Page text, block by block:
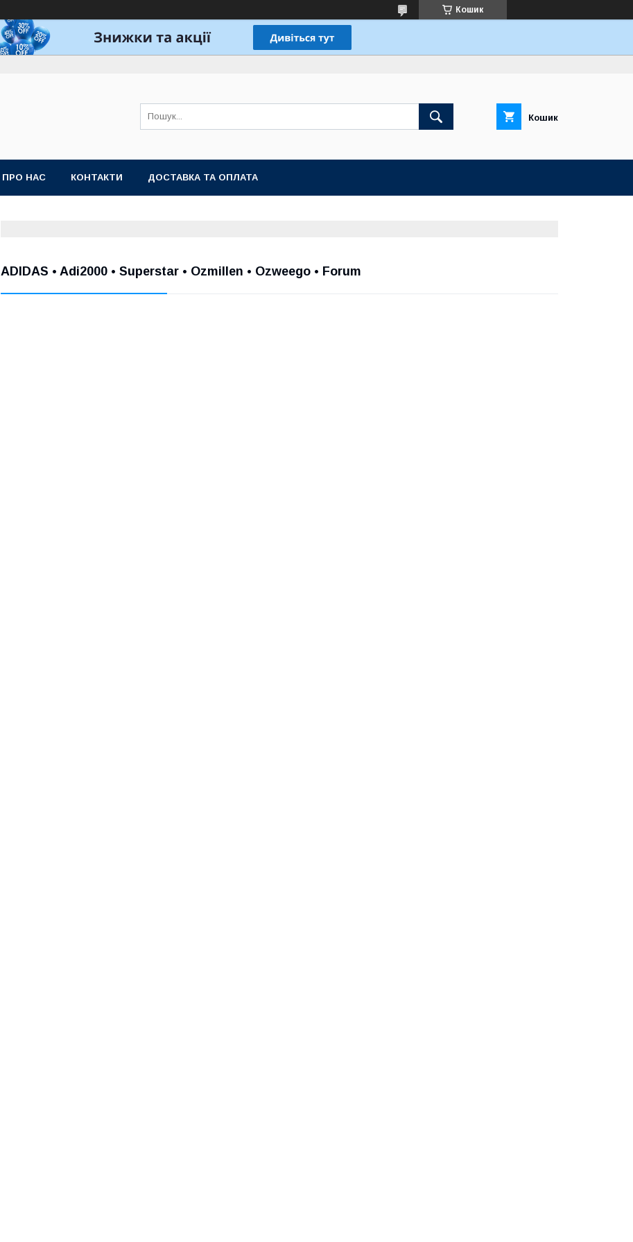
Кошик
Кошик
ПРО НАС КОНТАКТИ ДОСТАВКА ТА ОПЛАТА
ADIDAS • Adi2000 • Superstar • Ozmillen • Ozweego • Forum